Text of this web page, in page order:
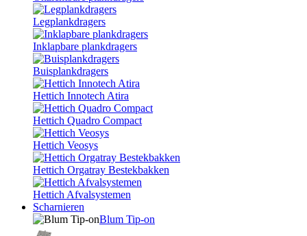
Legplankdragers
Inklapbare plankdragers
Buisplankdragers
Hettich Innotech Atira
Hettich Quadro Compact
Hettich Veosys
Hettich Orgatray Bestekbakken
Hettich Afvalsystemen
Scharnieren
Blum Tip-on